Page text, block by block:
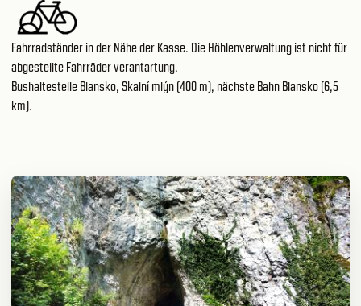
Fahrradständer in der Nähe der Kasse. Die Höhlenverwaltung ist nicht für
abgestellte Fahrräder verantartung.
Bushaltestelle Blansko, Skalní mlýn (400 m), nächste Bahn Blansko (6,5
km).